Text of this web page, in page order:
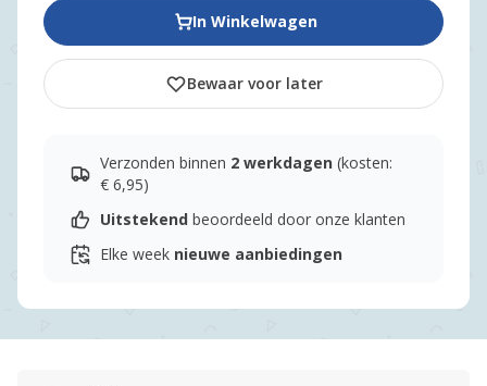
In Winkelwagen
Bewaar voor later
Verzonden binnen 2 werkdagen (kosten:
€ 6,95)
Uitstekend beoordeeld door onze klanten
Elke week nieuwe aanbiedingen